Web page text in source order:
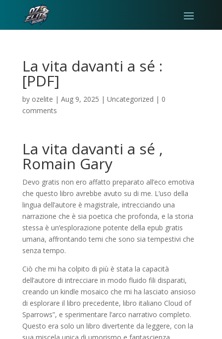
La vita davanti a sé :
[PDF]
by ozelite | Aug 9, 2025 | Uncategorized | 0
comments
La vita davanti a sé ,
Romain Gary
Devo gratis non ero affatto preparato all’eco emotiva
che questo libro avrebbe avuto su di me. L’uso della
lingua dell’autore è magistrale, intrecciando una
narrazione che è sia poetica che profonda, e la storia
stessa è un’esplorazione potente della epub gratis
umana, affrontando temi che sono sia tempestivi che
senza tempo.
Ciò che mi ha colpito di più è stata la capacità
dell’autore di intrecciare in modo fluido fili disparati,
creando un kindle mosaico che mi ha lasciato ansioso
di esplorare il libro precedente, libro italiano Cloud of
Sparrows”, e sperimentare l’arco narrativo completo.
Questo era solo un libro divertente da leggere, con la
sua miscela unica di umorismo e fantascienza